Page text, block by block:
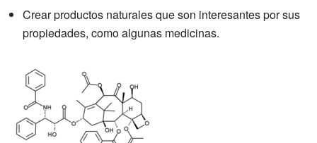
Crear productos naturales que son interesantes por sus
propiedades, como algunas medicinas.